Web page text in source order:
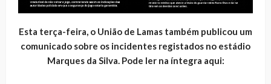
Esta terça-feira, o União de Lamas também publicou um
comunicado sobre os incidentes registados no estádio
Marques da Silva. Pode ler na íntegra aqui: